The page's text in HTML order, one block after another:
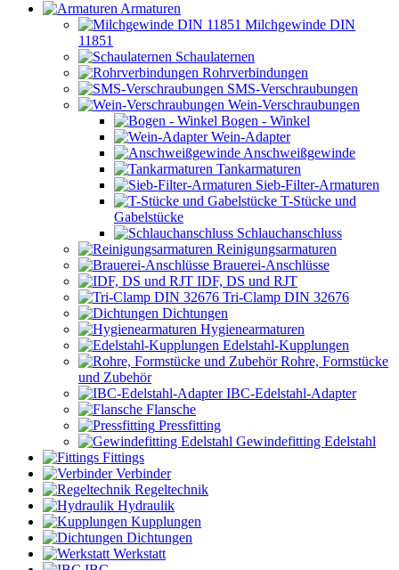
Armaturen
Milchgewinde DIN
11851
Schaulaternen
Rohrverbindungen
SMS-Verschraubungen
Wein-Verschraubungen
Bogen - Winkel
Wein-Adapter
Anschweißgewinde
Tankarmaturen
Sieb-Filter-Armaturen
T-Stücke und
Gabelstücke
Schlauchanschluss
Reinigungsarmaturen
Brauerei-Anschlüsse
IDF, DS und RJT
Tri-Clamp DIN 32676
Dichtungen
Hygienearmaturen
Edelstahl-Kupplungen
Rohre, Formstücke
und Zubehör
IBC-Edelstahl-Adapter
Flansche
Pressfitting
Gewindefitting Edelstahl
Fittings
Verbinder
Regeltechnik
Hydraulik
Kupplungen
Dichtungen
Werkstatt